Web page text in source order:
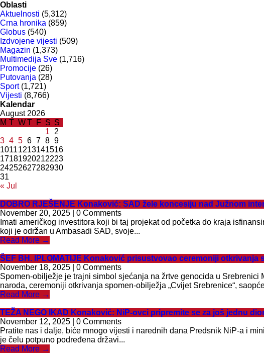
Oblasti
Aktuelnosti (5,312)
Crna hronika (859)
Globus (540)
Izdvojene vijesti (509)
Magazin (1,373)
Multimedija Sve (1,716)
Promocije (26)
Putovanja (28)
Sport(1,721)
Vijesti (8,766)
Kalendar
August 2026
M T WT F S S
« Jul
1
2
3 4 5 6 7 8 9
10111213141516
17181920212223
24252627282930
31
DOBRO RJEŠENJE Konaković: SAD žele koncesiju nad Južnom
November 20, 2025 | 0 Comments
Imati američkog investitora koji bi taj projekat od početka do kraja
koji je održan u Ambasadi SAD, svoje...
Read More →
ŠEF BH. IPLOMATIJE Konaković prisustvovao ceremoniji otkrivanja
November 18, 2025 | 0 Comments
Spomen-obilježje je trajni simbol sjećanja na žrtve genocida u
naroda, ceremoniji otkrivanja spomen-obilježja „Cvijet Srebrenice“,
Read More →
TEŽA NEGO IKAD Konaković: NiP-ovci pripremite se za još jednu
November 12, 2025 | 0 Comments
Pratite nas i dalje, biće mnogo vijesti i narednih dana Predsnik NiP-a i
je čelu potpuno podređena državi...
Read More →